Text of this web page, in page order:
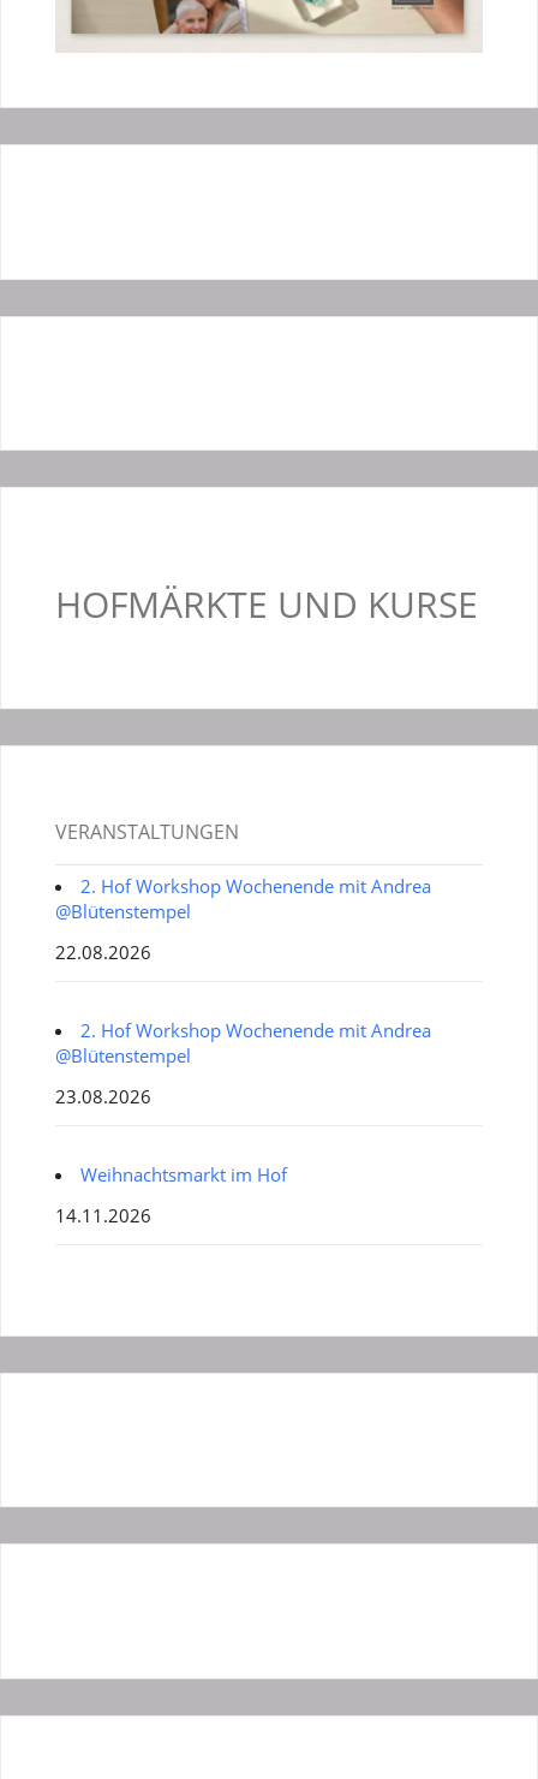
HOFMÄRKTE UND KURSE
VERANSTALTUNGEN
2. Hof Workshop Wochenende mit Andrea
@Blütenstempel
22.08.2026
2. Hof Workshop Wochenende mit Andrea
@Blütenstempel
23.08.2026
Weihnachtsmarkt im Hof
14.11.2026